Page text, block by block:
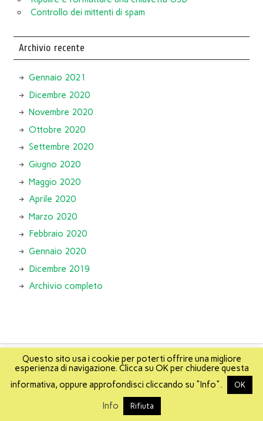
Controllo dei mittenti di spam
Archivio recente
Gennaio 2021
Dicembre 2020
Novembre 2020
Ottobre 2020
Settembre 2020
Giugno 2020
Maggio 2020
Aprile 2020
Marzo 2020
Febbraio 2020
Gennaio 2020
Dicembre 2019
Archivio completo
About Info About Mikis Mappa del sito
MikiseWebAlterations
Questo sito usa i cookie per poterti offrire una migliore
esperienza di navigazione. Clicca su OK per chiudere questa
informativa, oppure approfondisci cliccando su "Info".
OK
Info Rifiuta